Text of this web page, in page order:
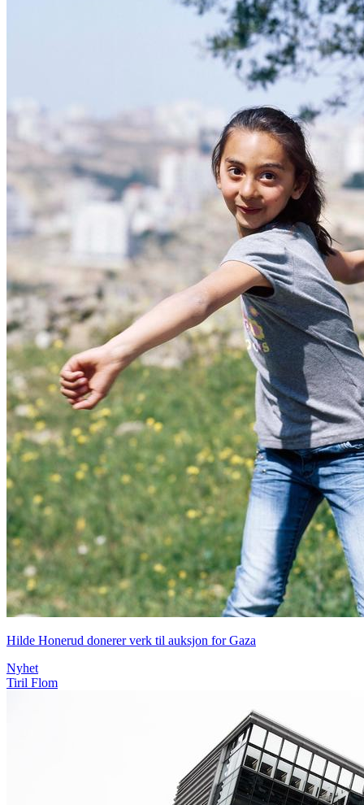
Hilde Honerud donerer verk til auksjon for Gaza
Nyhet
Tiril Flom